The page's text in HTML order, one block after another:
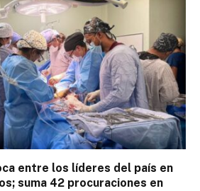
entre los líderes del país en
suma 42 procuraciones en